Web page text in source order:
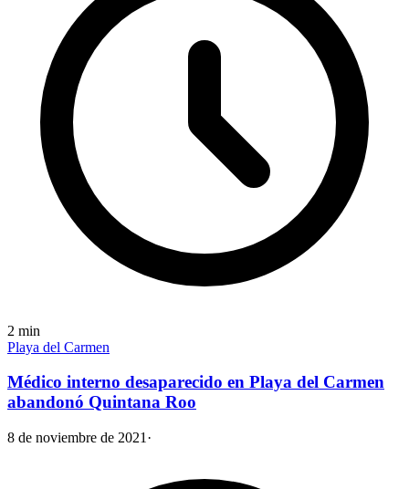
2 min
Playa del Carmen
Médico interno desaparecido en Playa del Carmen
abandonó Quintana Roo
8 de noviembre de 2021 ·